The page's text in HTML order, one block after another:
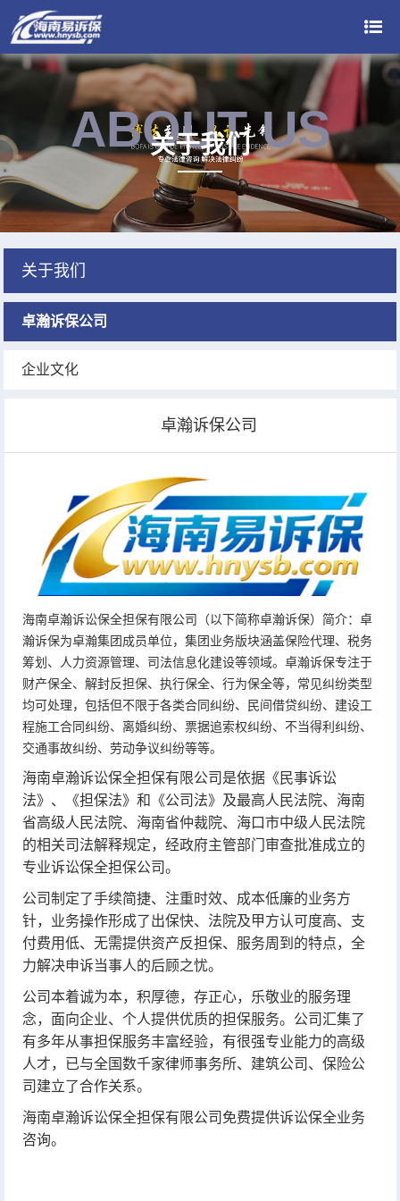
ABOUT US
关于我们
关于我们
卓瀚诉保公司
企业文化
卓瀚诉保公司
海南卓瀚诉讼保全担保有限公司（以下简称卓瀚诉保）简介：卓
瀚诉保为卓瀚集团成员单位，集团业务版块涵盖保险代理、税务
筹划、人力资源管理、司法信息化建设等领域。卓瀚诉保专注于
财产保全、解封反担保、执行保全、行为保全等，常见纠纷类型
均可处理，包括但不限于各类合同纠纷、民间借贷纠纷、建设工
程施工合同纠纷、离婚纠纷、票据追索权纠纷、不当得利纠纷、
交通事故纠纷、劳动争议纠纷等等。
海南卓瀚诉讼保全担保有限公司是依据《民事诉讼
法》、《担保法》和《公司法》及最高人民法院、海南
省高级人民法院、海南省仲裁院、海口市中级人民法院
的相关司法解释规定，经政府主管部门审查批准成立的
专业诉讼保全担保公司。
公司制定了手续简捷、注重时效、成本低廉的业务方
针，业务操作形成了出保快、法院及甲方认可度高、支
付费用低、无需提供资产反担保、服务周到的特点，全
力解决申诉当事人的后顾之忧。
公司本着诚为本，积厚德，存正心，乐敬业的服务理
念，面向企业、个人提供优质的担保服务。公司汇集了
有多年从事担保服务丰富经验，有很强专业能力的高级
人才，已与全国数千家律师事务所、建筑公司、保险公
司建立了合作关系。
海南卓瀚诉讼保全担保有限公司免费提供诉讼保全业务
咨询。